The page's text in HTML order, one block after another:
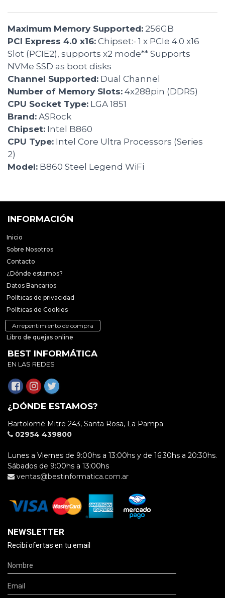
Maximum Memory Supported: 256GB
PCI Express 4.0 x16: Chipset:- 1 x PCIe 4.0 x16
Slot (PCIE2), supports x2 mode** Supports
NVMe SSD as boot disks
Channel Supported: Dual Channel
Number of Memory Slots: 4x288pin (DDR5)
CPU Socket Type: LGA 1851
Brand: ASRock
Chipset: Intel B860
CPU Type: Intel Core Ultra Processors (Series
2)
Model: B860 Steel Legend WiFi
INFORMACIÓN
Inicio
Sobre Nosotros
Contacto
¿Dónde estamos?
Datos Bancarios
Políticas de privacidad
Políticas de Cookies
Arrepentimiento de compra
Libro de quejas online
BEST INFORMÁTICA
EN LAS REDES
¿DÓNDE ESTAMOS?
Bartolomé Mitre 243, Santa Rosa, La Pampa
02954 439800
Lunes a Viernes de 9:00hs a 13:00hs y de 16:30hs a 20:30hs.
Sábados de 9:00hs a 13:00hs
ventas@bestinformatica.com.ar
NEWSLETTER
Recibí ofertas en tu email